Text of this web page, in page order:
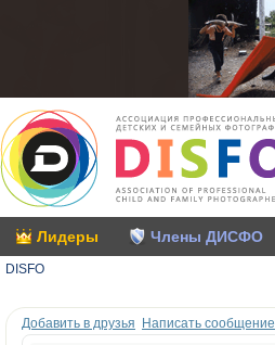
Лидеры Члены ДИСФО
DISFO
Добавить в друзья Написать сообщение